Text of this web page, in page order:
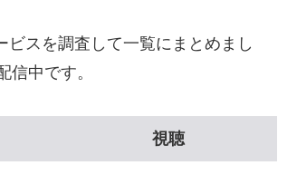
スを調査して一覧にまとめまし
中です。
視聴